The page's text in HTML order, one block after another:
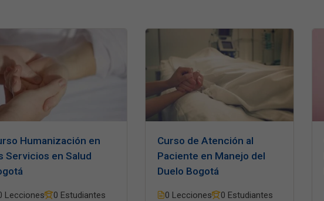
Humanización en
Servicios en Salud
Lecciones 0 Estudiantes
Curso de Atención al
Paciente en Manejo del
Duelo Bogotá
0 Lecciones 0 Estudiantes